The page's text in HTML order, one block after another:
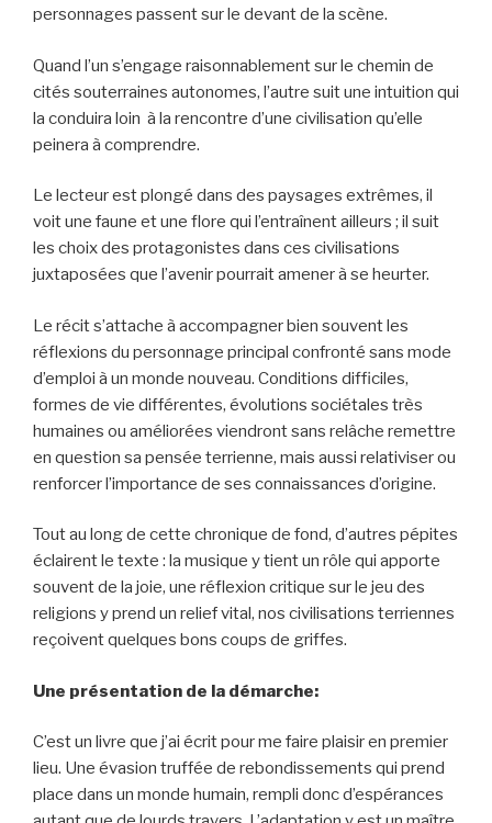
personnages passent sur le devant de la scène.
Quand l’un s’engage raisonnablement sur le chemin de
cités souterraines autonomes, l’autre suit une intuition qui
la conduira loin à la rencontre d’une civilisation qu’elle
peinera à comprendre.
Le lecteur est plongé dans des paysages extrêmes, il
voit une faune et une flore qui l’entraînent ailleurs ; il suit
les choix des protagonistes dans ces civilisations
juxtaposées que l’avenir pourrait amener à se heurter.
Le récit s’attache à accompagner bien souvent les
réflexions du personnage principal confronté sans mode
d’emploi à un monde nouveau. Conditions difficiles,
formes de vie différentes, évolutions sociétales très
humaines ou améliorées viendront sans relâche remettre
en question sa pensée terrienne, mais aussi relativiser ou
renforcer l’importance de ses connaissances d’origine.
Tout au long de cette chronique de fond, d’autres pépites
éclairent le texte : la musique y tient un rôle qui apporte
souvent de la joie, une réflexion critique sur le jeu des
religions y prend un relief vital, nos civilisations terriennes
reçoivent quelques bons coups de griffes.
Une présentation de la démarche:
C’est un livre que j’ai écrit pour me faire plaisir en premier
lieu. Une évasion truffée de rebondissements qui prend
place dans un monde humain, rempli donc d’espérances